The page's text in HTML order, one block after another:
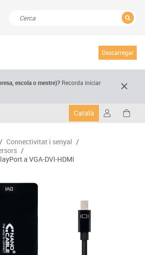
Descarregar
escola o mestre)? Recorda iniciar
Català
/ Connectivitat i senyal /
/
a VGA-DVI-HDMI